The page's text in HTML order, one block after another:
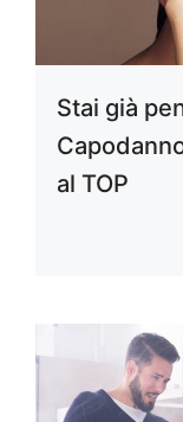
Stai già
al TOP